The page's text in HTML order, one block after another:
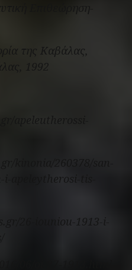
Επιθεώρηση-
της Καβάλας,
1992
apeleutherossi-
kinonia/260378/san-
apeleytherosi-tis-
26-iouniou-1913-i-